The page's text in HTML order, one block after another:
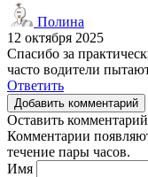
Полина
12 октября 2025
Спасибо за
часто водители
Ответить
Добавить комментарий
Оставить комментарий
Комментарии
течение пары часов.
Имя